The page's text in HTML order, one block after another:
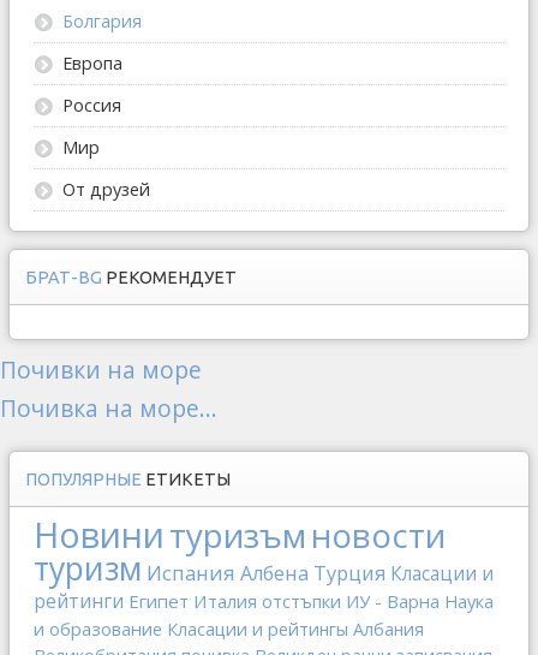
Болгария
Европа
Россия
Мир
От друзей
БРАТ-BG РЕКОМЕНДУЕТ
Почивки на море
Почивка на море...
ПОПУЛЯРНЫЕ ЕТИКЕТЫ
Новинитуризъм новости
туризм Испания Албена Турция Класации и
рейтинги Египет Италия отстъпки ИУ - Варна Наука
и образование Класации и рейтингы Албания